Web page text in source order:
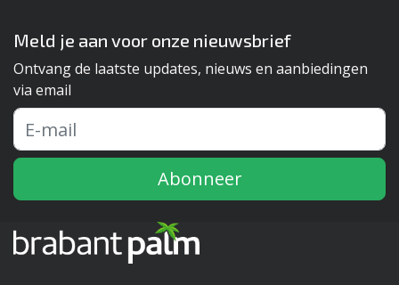
Meld je aan voor onze nieuwsbrief
Ontvang de laatste updates, nieuws en aanbiedingen
via email
Abonneer